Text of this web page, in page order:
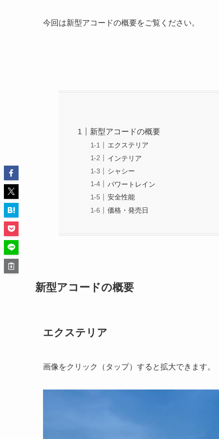
今回は新型アコードの概要をご覧ください。
新型アコードの概要
エクステリア
インテリア
シャシー
パワートレイン
安全性能
価格・発売日
新型アコードの概要
エクステリア
画像をクリック（タップ）すると拡大できます。